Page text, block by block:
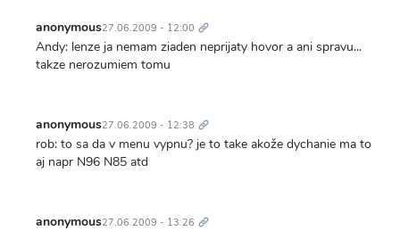
anonymous27.06.2009 - 12:00 odkaz
Andy: lenze ja nemam ziaden neprijaty hovor a ani spravu...
takze nerozumiem tomu
anonymous27.06.2009 - 12:38 odkaz
rob: to sa da v menu vypnu? je to take akože dychanie ma to
aj napr N96 N85 atd
anonymous27.06.2009 - 13:26 odkaz